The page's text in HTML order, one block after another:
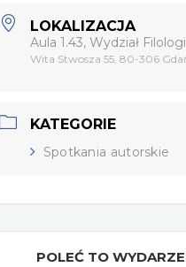
LOKALIZACJA
Aula 1.43, Wydział
Wita Stwosza 55, 80-306
KATEGORIE
Spotkania autorskie
POLEĆ TO